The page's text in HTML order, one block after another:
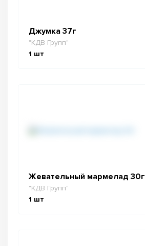
Джумка 37г
"КДВ Групп"
1 шт
Жевательный мармелад 30г
"КДВ Групп"
1 шт